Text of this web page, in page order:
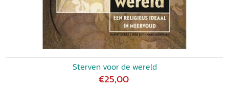
Sterven voor de wereld
€25,00